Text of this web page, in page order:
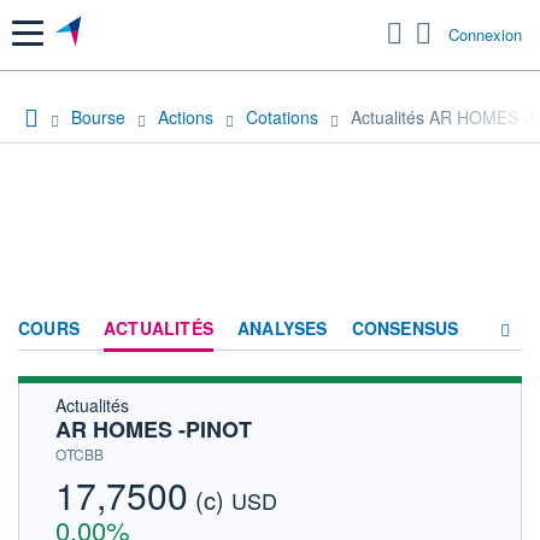
Menu Connexion
Bourse Actions Cotations Actualités AR HOMES -
COURS ACTUALITÉS ANALYSES CONSENSUS
ACTIONNAIRES
Actualités
AR HOMES -PINOT
OTCBB
17,7500 (c) USD
0,00%